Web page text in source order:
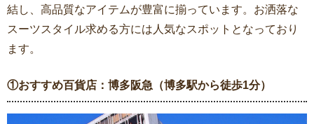
結し、高品質なアイテムが豊富に揃っています。お洒落な
スーツスタイル求める方には人気なスポットとなっており
ます。
①おすすめ百貨店：博多阪急（博多駅から徒歩1分）